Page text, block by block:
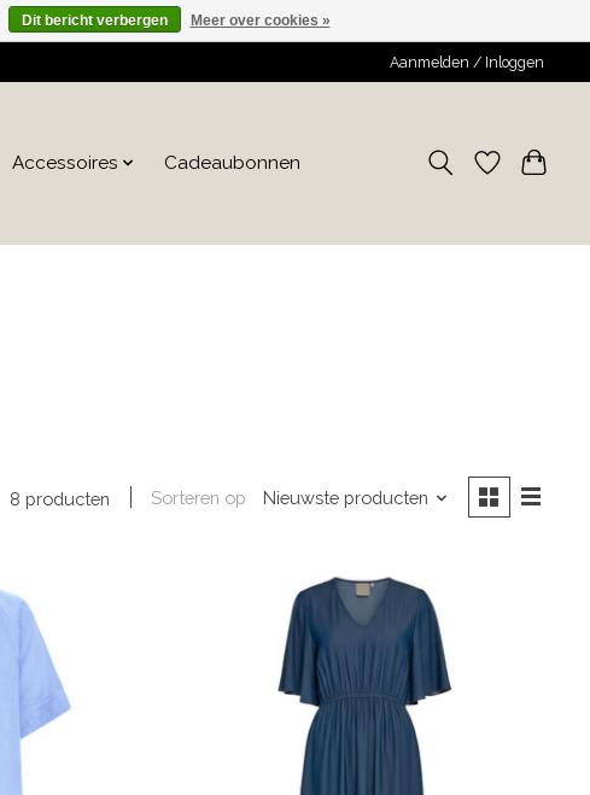
Aanmelden / Inloggen
Accessoires Cadeaubonnen
8 producten Sorteren op Nieuwste producten
Dit bericht verbergen Meer over cookies »